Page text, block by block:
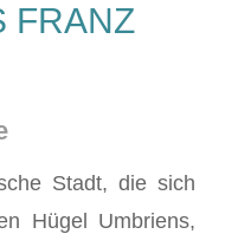
FRANZ
Stadt, die sich
Hügel Umbriens,